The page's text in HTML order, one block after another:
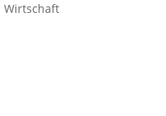
Wirtschaft